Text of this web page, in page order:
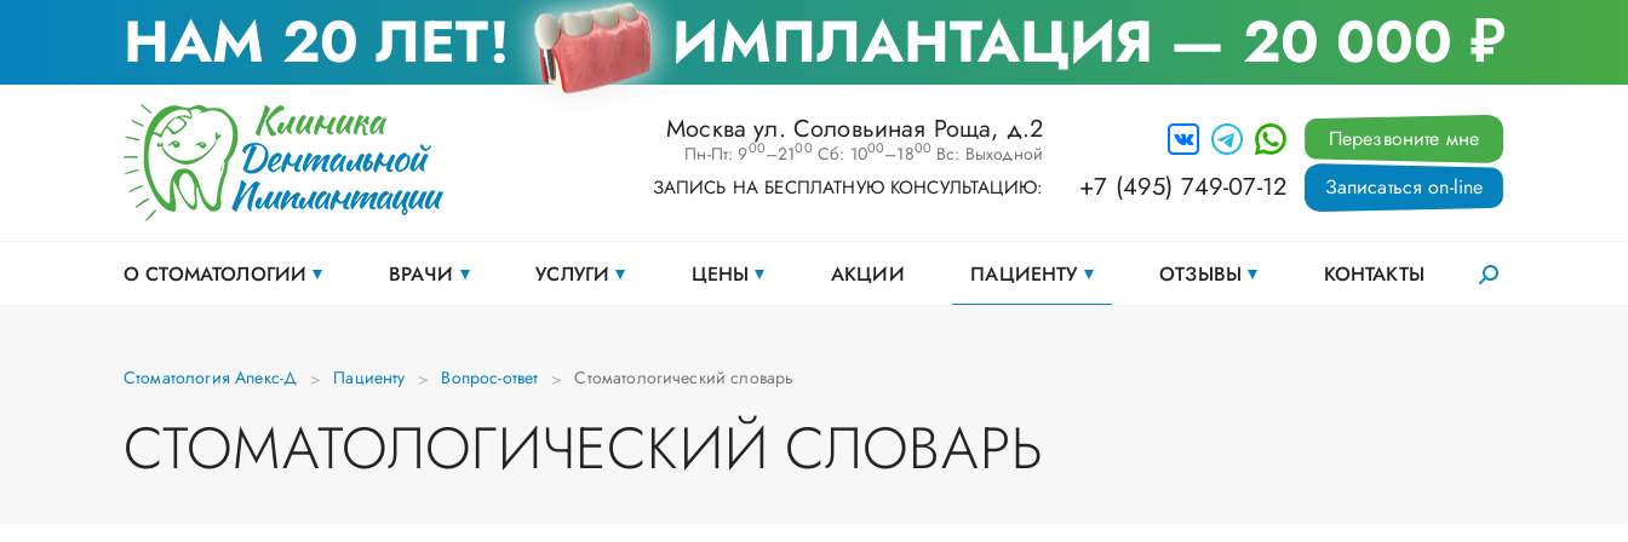
НАМ 20 ЛЕТ! ИМПЛАНТАЦИЯ — 20 000 ₽
Москва ул. Соловьиная Роща, д.2
Пн-Пт: 900–2100 Сб: 1000–1800 Вс: Выходной
ЗАПИСЬ НА БЕСПЛАТНУЮ КОНСУЛЬТАЦИЮ: +7 (495) 749-07-12
Перезвоните мне
Записаться on-line
О СТОМАТОЛОГИИ ВРАЧИ УСЛУГИ ЦЕНЫ АКЦИИ ПАЦИЕНТУ ОТЗЫВЫ КОНТАКТЫ
Стоматология Апекс-Д Пациенту Вопрос-ответ Стоматологический словарь
СТОМАТОЛОГИЧЕСКИЙ СЛОВАРЬ